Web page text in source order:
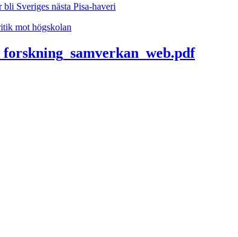
Sveriges nästa Pisa-haveri
mot högskolan